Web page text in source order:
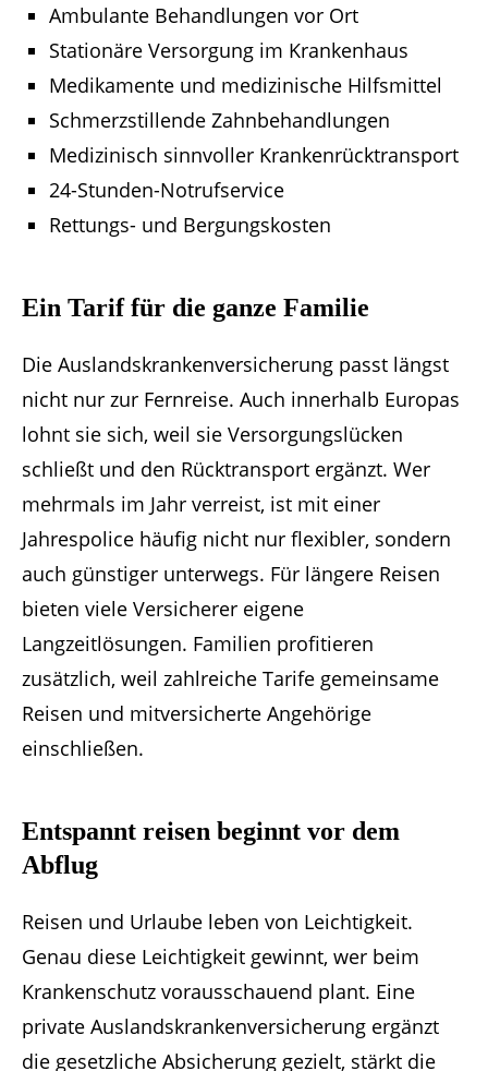
Ambulante Behandlungen vor Ort
Stationäre Versorgung im Krankenhaus
Medikamente und medizinische Hilfsmittel
Schmerzstillende Zahnbehandlungen
Medizinisch sinnvoller Krankenrücktransport
24-Stunden-Notrufservice
Rettungs- und Bergungskosten
Ein Tarif für die ganze Familie
Die Auslandskrankenversicherung passt längst
nicht nur zur Fernreise. Auch innerhalb Europas
lohnt sie sich, weil sie Versorgungslücken
schließt und den Rücktransport ergänzt. Wer
mehrmals im Jahr verreist, ist mit einer
Jahrespolice häufig nicht nur flexibler, sondern
auch günstiger unterwegs. Für längere Reisen
bieten viele Versicherer eigene
Langzeitlösungen. Familien profitieren
zusätzlich, weil zahlreiche Tarife gemeinsame
Reisen und mitversicherte Angehörige
einschließen.
Entspannt reisen beginnt vor dem
Abflug
Reisen und Urlaube leben von Leichtigkeit.
Genau diese Leichtigkeit gewinnt, wer beim
Krankenschutz vorausschauend plant. Eine
private Auslandskrankenversicherung ergänzt
die gesetzliche Absicherung gezielt, stärkt die